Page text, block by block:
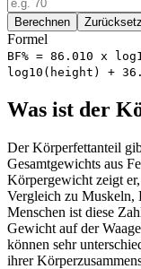
Berechnen
Formel
BF% = 86.010 x
log10(height) +
Was ist der
Der Körperfettanteil
Gesamtgewichts aus
Körpergewicht zeigt
Vergleich zu Muskeln,
Menschen ist diese
Gewicht auf der
können sehr
ihrer